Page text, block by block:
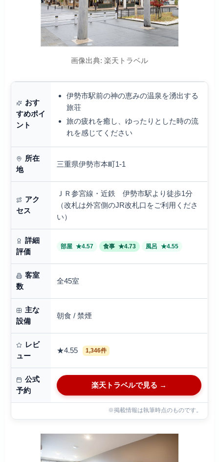
画像出典: 楽天トラベル
おす
すめポイ
ント
伊勢市駅前の神の恵みの温泉を湧出する
旅荘
旅の疲れを癒し、ゆったりとした時の流
れを感じてください
所在
地
三重県伊勢市本町1-1
アク
セス
ＪＲ参宮線・近鉄 伊勢市駅より徒歩1分
（改札は外宮側のJR改札口をご利用くださ
い）
詳細
評価
部屋 ★4.57 食事 ★4.73 風呂 ★4.55
客室
数
全45室
主な
設備
朝食 / 禁煙
レビ
ュー
★4.55 1,346件
公式
予約
楽天トラベルで見る →
※掲載情報は執筆時点のものです。